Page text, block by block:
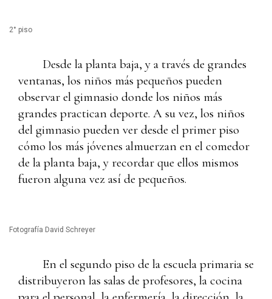
2° piso
Desde la planta baja, y a través de grandes
ventanas, los niños más pequeños pueden
observar el gimnasio donde los niños más
grandes practican deporte. A su vez, los niños
del gimnasio pueden ver desde el primer piso
cómo los más jóvenes almuerzan en el comedor
de la planta baja, y recordar que ellos mismos
fueron alguna vez así de pequeños.
Fotografía David Schreyer
En el segundo piso de la escuela primaria se
distribuyeron las salas de profesores, la cocina